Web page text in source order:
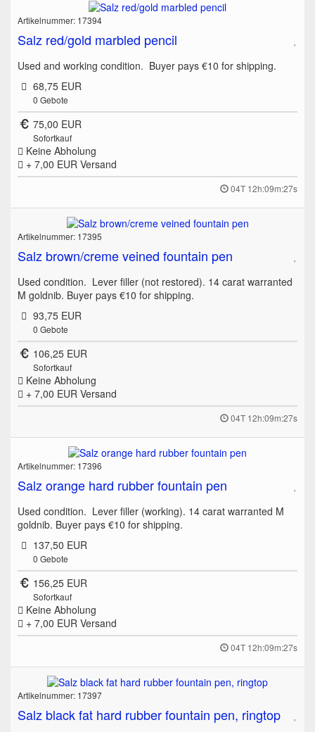
Artikelnummer: 17394
Salz red/gold marbled pencil
Used and working condition. Buyer pays €10 for shipping.
68,75 EUR
0 Gebote
75,00 EUR
Sofortkauf
Keine Abholung
+ 7,00 EUR Versand
04T 12h:09m:27s
Artikelnummer: 17395
Salz brown/creme veined fountain pen
Used condition. Lever filler (not restored). 14 carat warranted
M goldnib. Buyer pays €10 for shipping.
93,75 EUR
0 Gebote
106,25 EUR
Sofortkauf
Keine Abholung
+ 7,00 EUR Versand
04T 12h:09m:27s
Artikelnummer: 17396
Salz orange hard rubber fountain pen
Used condition. Lever filler (working). 14 carat warranted M
goldnib. Buyer pays €10 for shipping.
137,50 EUR
0 Gebote
156,25 EUR
Sofortkauf
Keine Abholung
+ 7,00 EUR Versand
04T 12h:09m:27s
Artikelnummer: 17397
Salz black fat hard rubber fountain pen, ringtop